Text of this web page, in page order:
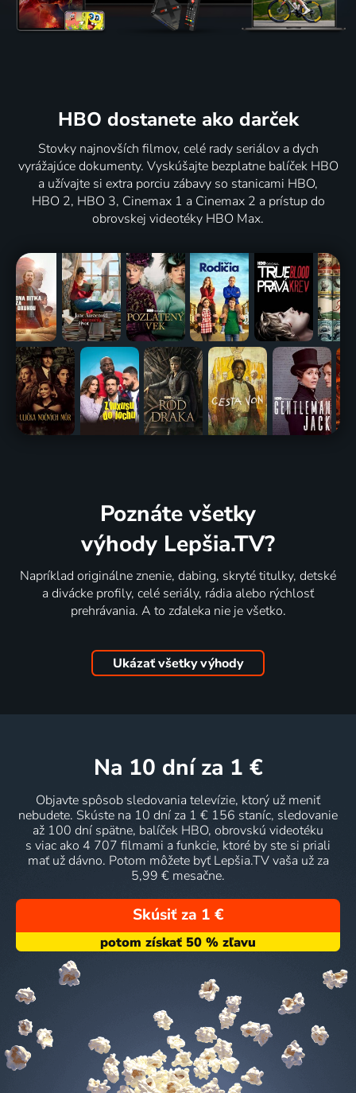
HBO dostanete ako darček
Stovky najnovších filmov, celé rady seriálov a dych
vyrážajúce dokumenty. Vyskúšajte bezplatne balíček HBO
a užívajte si extra porciu zábavy so stanicami HBO,
HBO 2, HBO 3, Cinemax 1 a Cinemax 2 a prístup do
obrovskej videotéky HBO Max.
Poznáte všetky
výhody Lepšia.TV?
Napríklad originálne znenie, dabing, skryté titulky, detské
a divácke profily, celé seriály, rádia alebo rýchlosť
prehrávania. A to zďaleka nie je všetko.
Ukázať všetky výhody
na 10 dní za 1 €
Objavte spôsob sledovania televízie, ktorý už meniť
nebudete. Skúste na 10 dní za 1 € 156 staníc, sledovanie
až 100 dní spätne, balíček HBO, obrovskú videotéku
s viac ako 4 707 filmami a funkcie, ktoré by ste si priali
mať už dávno. Potom môžete byť Lepšia.TV vaša už za
5,99 € mesačne.
Skúsiť za 1 €